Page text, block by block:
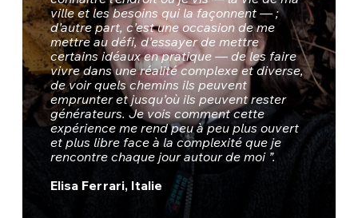
ville et les besoins qui la façonnent — ;
d’autre part, c’est une occasion de me
mettre au défi, d’essayer de mettre
certains idéaux en pratique — de les faire
vivre dans une réalité complexe et diverse,
de voir quels chemins ils peuvent
emprunter et jusqu’où ils peuvent rester
générateurs. Je vois comment cette
expérience me rend peu à peu plus ouvert
et plus libre face à la complexité que je
rencontre chaque jour autour de moi ”.
Elisa Ferrari, Italie